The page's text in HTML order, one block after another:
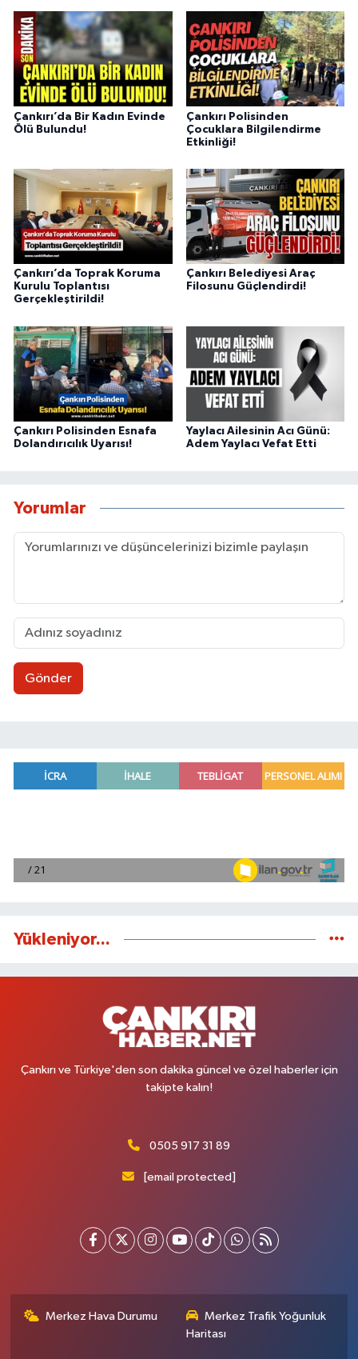
Çankırı’da Bir Kadın Evinde
Ölü Bulundu!
Çankırı Polisinden
Çocuklara Bilgilendirme
Etkinliği!
Çankırı’da Toprak Koruma
Kurulu Toplantısı
Gerçekleştirildi!
Çankırı Belediyesi Araç
Filosunu Güçlendirdi!
Çankırı Polisinden Esnafa
Dolandırıcılık Uyarısı!
Yaylacı Ailesinin Acı Günü:
Adem Yaylacı Vefat Etti
Yorumlar
Gönder
Yükleniyor...
Çankırı ve Türkiye'den son dakika güncel ve özel haberler için
takipte kalın!
0505 917 31 89
[email protected]
Merkez Hava Durumu
Merkez Trafik Yoğunluk
Haritası